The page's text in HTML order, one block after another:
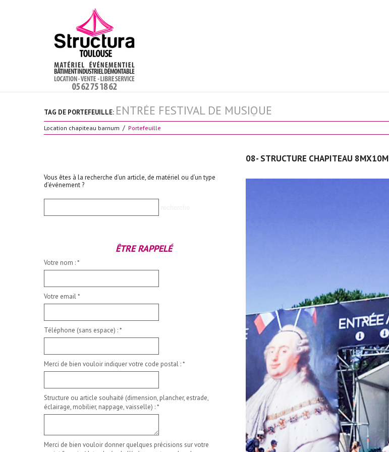
TAG DE PORTEFEUILLE: ENTRÉE FESTIVAL DE MUSIQUE
Location chapiteau barnum Portefeuille
08- STRUCTURE CHAPITEAU 8MX10M
Vous êtes à la recherche d’un article, de matériel ou d’un type
d’événement ?
ÊTRE RAPPELÉ
Votre nom :*
Votre email*
Téléphone (sans espace) :*
Merci de bien vouloir indiquer votre code postal :*
Structure ou article souhaité (dimension, plancher, estrade,
éclairage, mobilier, nappage, vaisselle) :*
Merci de bien vouloir donner quelques précisions sur votre